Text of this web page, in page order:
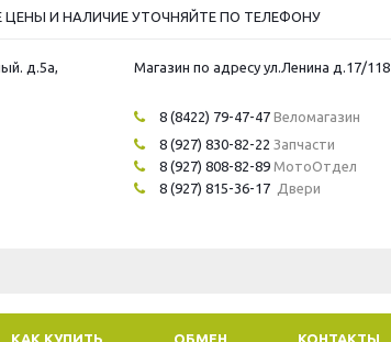
ЦЕНЫ И НАЛИЧИЕ УТОЧНЯЙТЕ ПО ТЕЛЕФОНУ
д.5а,
Магазин по адресу ул.Ленина д.17/118
8 (8422) 79-47-47 Веломагазин
8 (927) 830-82-22 Запчасти
8 (927) 808-82-89МотоОтдел
8 (927) 815-36-17Двери
КАК КУПИТЬ ОБМЕН КОНТАКТЫ